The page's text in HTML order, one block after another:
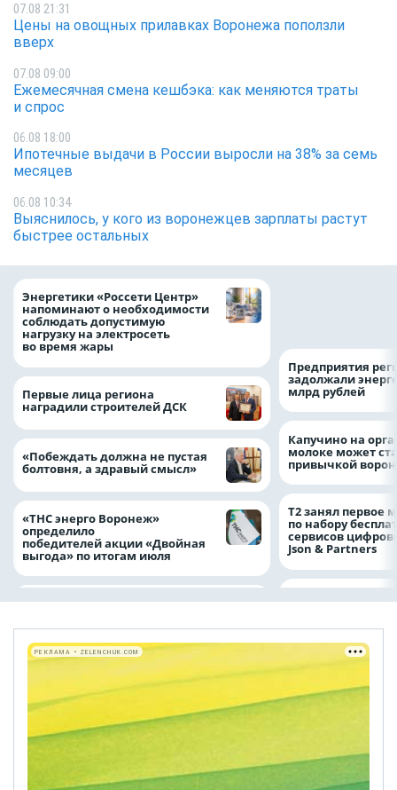
07.08 21:31
Цены на овощных прилавках Воронежа поползли
вверх
07.08 09:00
Ежемесячная смена кешбэка: как меняются траты
и спрос
06.08 18:00
Ипотечные выдачи в России выросли на 38% за семь
месяцев
06.08 10:34
Выяснилось, у кого из воронежцев зарплаты растут
быстрее остальных
Энергетики «Россети Центр»
напоминают о необходимости
соблюдать допустимую
нагрузку на электросеть
во время жары
Первые лица региона
наградили строителей ДСК
«Побеждать должна не пустая
болтовня, а здравый смысл»
«ТНС энерго Воронеж»
определило
победителей акции «Двойная
выгода» по итогам июля
Предприятия
задолжали
млрд рублей
Капучино на
молоке может
привычкой
Т2 занял первое
по набору
сервисов
Json & Partners
РЕКЛАМА • ZELENCHUK.COM